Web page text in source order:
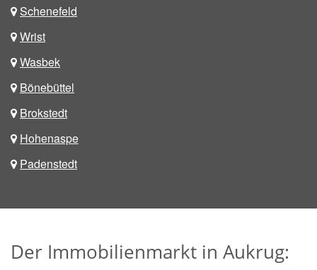
Schenefeld
Wrist
Wasbek
Bönebüttel
Brokstedt
Hohenaspe
Padenstedt
Der Immobilienmarkt in Aukrug: